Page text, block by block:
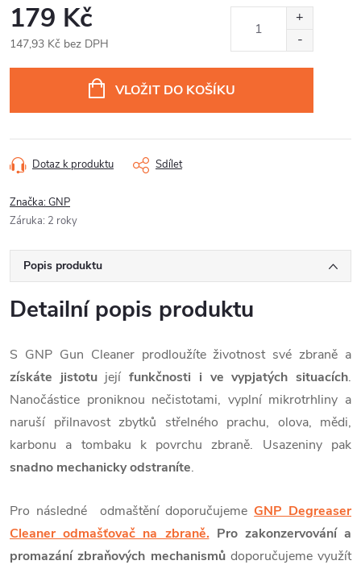
179 Kč
147,93 Kč bez DPH
VLOŽIT DO KOŠÍKU
Dotaz k produktu Sdílet
Značka:GNP
Záruka: 2 roky
Popis produktu
Detailní popis produktu
S GNP Gun Cleaner prodloužíte životnost své zbraně a
získáte jistotujejí funkčnosti i ve vypjatých situacích.
Nanočástice proniknou nečistotami, vyplní mikrotrhliny a
naruší přilnavost zbytků střelného prachu, olova, mědi,
karbonu a tombaku k povrchu zbraně. Usazeniny pak
snadno mechanicky odstraníte.
Pro následné odmaštění doporučujemeGNP Degreaser
Cleaner odmašťovač na zbraně. Pro zakonzervování a
promazání zbraňových mechanismůdoporučujeme využít